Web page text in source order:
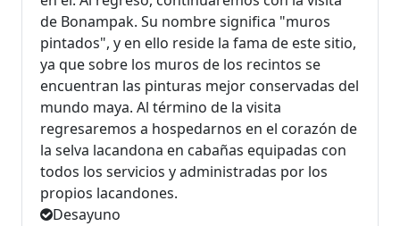
de Bonampak. Su nombre significa "muros
pintados", y en ello reside la fama de este sitio,
ya que sobre los muros de los recintos se
encuentran las pinturas mejor conservadas del
mundo maya. Al término de la visita
regresaremos a hospedarnos en el corazón de
la selva lacandona en cabañas equipadas con
todos los servicios y administradas por los
propios lacandones.
Desayuno